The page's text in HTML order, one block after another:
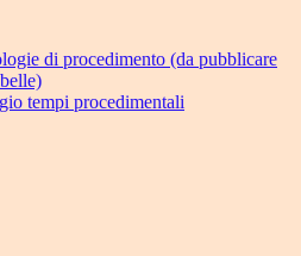
di procedimento (da pubblicare
tempi procedimentali